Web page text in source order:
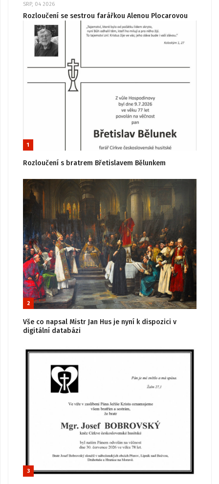
SRP, 04 2026
Rozloučení se sestrou farářkou Alenou Plocarovou
1
Rozloučení s bratrem Břetislavem Bělunkem
2
Vše co napsal Mistr Jan Hus je nyní k dispozici v
digitální databázi
3